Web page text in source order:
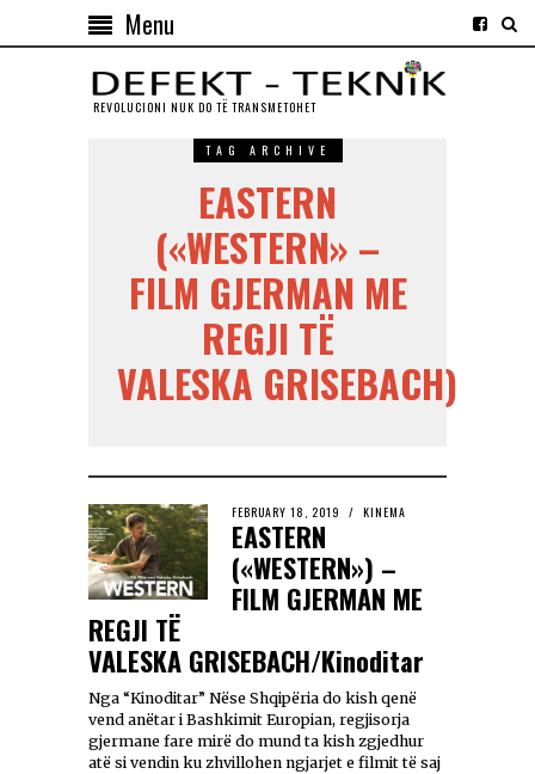
Menu
REVOLUCIONI NUK DO TЁ TRANSMETOHET
TAG ARCHIVE
EASTERN
(«WESTERN» –
FILM GJERMAN ME
REGJI TЁ
VALESKA GRISEBACH)
FEBRUARY 18, 2019 KINEMA
EASTERN
(«WESTERN») –
FILM GJERMAN ME
REGJI TЁ
VALESKA GRISEBACH/Kinoditar
Nga “Kinoditar” Nëse Shqipëria do kish qenë
vend anëtar i Bashkimit Europian, regjisorja
gjermane fare mirë do mund ta kish zgjedhur
atë si vendin ku zhvillohen ngjarjet e filmit të saj